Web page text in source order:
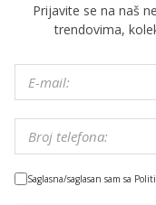
Prijavite se na naš
trendovima,
Saglasna/saglasan sam sa